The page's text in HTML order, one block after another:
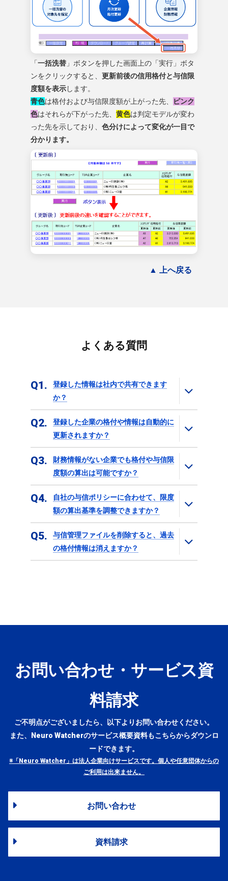
「一括洗替 」ボタンを押した画面上の「実行」ボタ
ンをクリックすると、 更新前後の信用格付と与信限
度額を表示します。
青色は格付および与信限度額が上がった先、
ピンク
色はそれらが下がった先、 黄色は判定モデルが変わ
った先を示しており、 色分けによって変化が一目で
分かります。
▲ 上へ戻る
よくある質問
Q1
登録した情報は社内で共有できます
か？
Q2
登録した企業の格付や情報は自動的に
更新されますか？
Q3
財務情報がない企業でも格付や与信限
度額の算出は可能ですか？
Q4
自社の与信ポリシーに合わせて、限度
額の算出基準を調整できますか？
Q5
与信管理ファイルを削除すると、過去
の格付情報は消えますか？
お問い合わせ・サービス資
料請求
ご不明点がございましたら、以下よりお問い合わせください。
また、Neuro Watcherのサービス概要資料もこちらからダウンロ
ードできます。
※「Neuro Watcher」は法人企業向けサービスです。個人や任意団体からの
ご利用は出来ません。
お問い合わせ
資料請求